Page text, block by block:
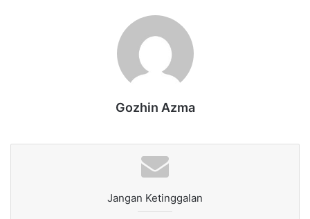
Gozhin Azma
Jangan Ketinggalan